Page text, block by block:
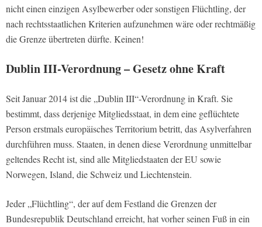
nicht einen einzigen Asylbewerber oder sonstigen Flüchtling, der
nach rechtsstaatlichen Kriterien aufzunehmen wäre oder rechtmäßig
die Grenze übertreten dürfte. Keinen!
Dublin III-Verordnung – Gesetz ohne Kraft
Seit Januar 2014 ist die „Dublin III“-Verordnung in Kraft. Sie
bestimmt, dass derjenige Mitgliedsstaat, in dem eine geflüchtete
Person erstmals europäisches Territorium betritt, das Asylverfahren
durchführen muss. Staaten, in denen diese Verordnung unmittelbar
geltendes Recht ist, sind alle Mitgliedstaaten der EU sowie
Norwegen, Island, die Schweiz und Liechtenstein.
Jeder „Flüchtling“, der auf dem Festland die Grenzen der
Bundesrepublik Deutschland erreicht, hat vorher seinen Fuß in ein